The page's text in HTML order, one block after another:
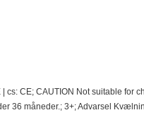
cs: CE; CAUTION Not suitable for
36 måneder.; 3+; Advarsel